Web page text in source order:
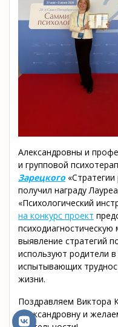
Александровны и
и групповой
Зарецкого«Стратегии
получил награду
«Психологический
на конкурс проект
выявление стратегий
используют родители
испытывающих
жизни.
Поздравляем Виктора
Александровну и